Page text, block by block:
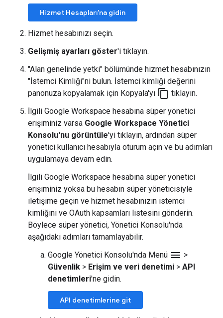
Hizmet Hesapları'na gidin
Hizmet hesabınızı seçin.
Gelişmiş ayarları göster'i tıklayın.
"Alan genelinde yetki" bölümünde hizmet hesabınızın
"İstemci Kimliği"ni bulun. İstemci kimliği değerini
panonuza kopyalamak için Kopyala'yı content_copy tıklayın.
İlgili Google Workspace hesabına süper yönetici
erişiminiz varsa Google Workspace Yönetici
Konsolu'nu görüntüle'yi tıklayın, ardından süper
yönetici kullanıcı hesabıyla oturum açın ve bu adımları
uygulamaya devam edin.
İlgili Google Workspace hesabına süper yönetici
erişiminiz yoksa bu hesabın süper yöneticisiyle
iletişime geçin ve hizmet hesabınızın istemci
kimliğini ve OAuth kapsamları listesini gönderin.
Böylece süper yönetici, Yönetici Konsolu'nda
aşağıdaki adımları tamamlayabilir.
Google Yönetici Konsolu'nda Menü menu >
Güvenlik > Erişim ve veri denetimi > API
denetimleri'ne gidin.
API denetimlerine git